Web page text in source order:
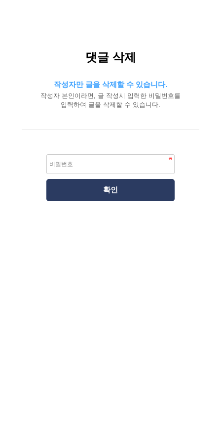
댓글 삭제
작성자만 글을 삭제할 수 있습니다.
작성자 본인이라면, 글 작성시 입력한 비밀번호를
입력하여 글을 삭제할 수 있습니다.